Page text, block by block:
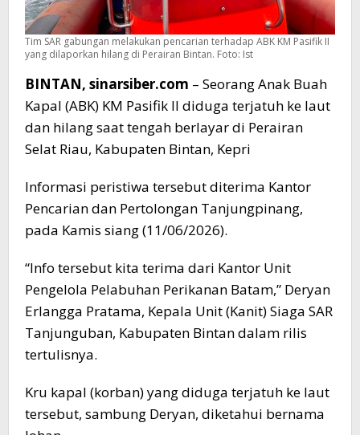
Tim SAR gabungan melakukan pencarian terhadap ABK KM Pasifik II
yang dilaporkan hilang di Perairan Bintan. Foto: Ist
BINTAN, sinarsiber.com – Seorang Anak Buah
Kapal (ABK) KM Pasifik II diduga terjatuh ke laut
dan hilang saat tengah berlayar di Perairan
Selat Riau, Kabupaten Bintan, Kepri
Informasi peristiwa tersebut diterima Kantor
Pencarian dan Pertolongan Tanjungpinang,
pada Kamis siang (11/06/2026).
“Info tersebut kita terima dari Kantor Unit
Pengelola Pelabuhan Perikanan Batam,” Deryan
Erlangga Pratama, Kepala Unit (Kanit) Siaga SAR
Tanjunguban, Kabupaten Bintan dalam rilis
tertulisnya.
Kru kapal (korban) yang diduga terjatuh ke laut
tersebut, sambung Deryan, diketahui bernama